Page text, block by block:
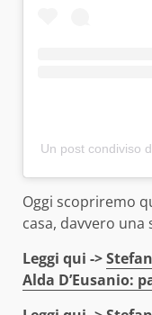
Un post condiviso
Oggi scopriremo
casa, davvero
Leggi qui ->
Alda D’Eusanio: